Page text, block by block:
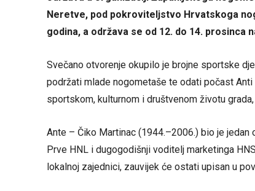
Neretve, pod pokroviteljstvo Hrvatskoga
godina, a održava se od 12. do 14. prosinca
Svečano otvorenje okupilo je brojne sportske
podržati mlade nogometaše te odati počast
sportskom, kulturnom i društvenom životu
Ante – Čiko Martinac (1944.–2006.) bio je
Prve HNL i dugogodišnji voditelj marketinga
lokalnoj zajednici, zauvijek će ostati upisan u